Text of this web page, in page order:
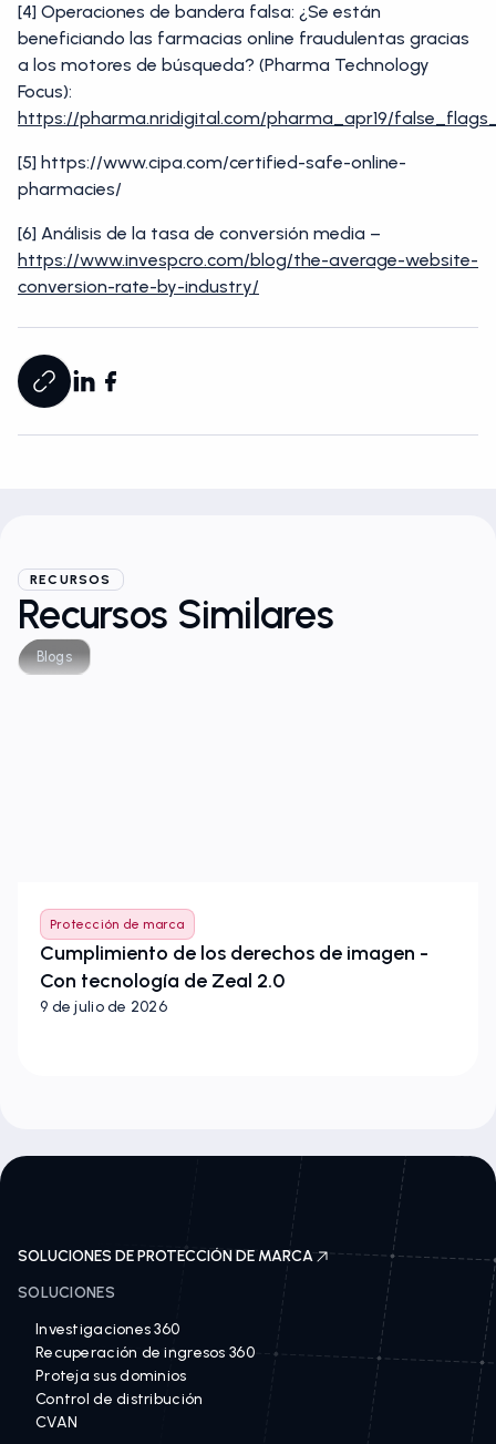
[4] Operaciones de bandera falsa: ¿Se están
beneficiando las farmacias online fraudulentas gracias
a los motores de búsqueda? (Pharma Technology
Focus):
https://pharma.nridigital.com/pharma_apr19/
[5] https://www.cipa.com/certified-safe-online-
pharmacies/
[6] Análisis de la tasa de conversión media –
https://www.invespcro.com/blog/the-average-website-
conversion-rate-by-industry/
RECURSOS
Recursos Similares
Blogs
Protección de marca
Cumplimiento de los derechos de imagen -
Con tecnología de Zeal 2.0
9 de julio de 2026
SOLUCIONES DE PROTECCIÓN DE MARCA
SOLUCIONES
Investigaciones 360
Recuperación de ingresos 360
Proteja sus dominios
Control de distribución
CVAN